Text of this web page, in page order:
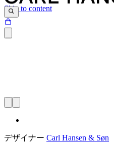
Skip to content
デザイナー Carl Hansen & Søn